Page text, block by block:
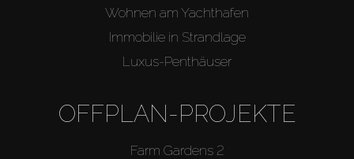
Wohnen am Yachthafen
Immobilie in Strandlage
Luxus-Penthäuser
OFFPLAN-PROJEKTE
Farm Gardens 2